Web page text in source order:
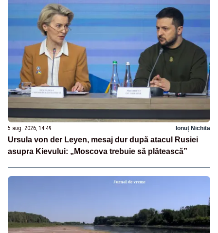
5 aug. 2026, 14:49 Ionuț Nichita
Ursula von der Leyen, mesaj dur după atacul Rusiei
asupra Kievului: „Moscova trebuie să plătească”